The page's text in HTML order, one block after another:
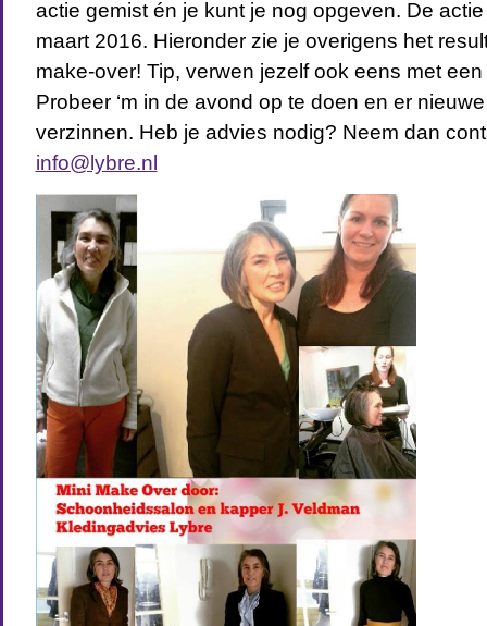
actie gemist én je kunt je nog opgeven. De
maart 2016. Hieronder zie je overigens het
make-over! Tip, verwen jezelf ook eens met
Probeer ‘m in de avond op te doen en er
verzinnen. Heb je advies nodig? Neem dan
info@lybre.nl